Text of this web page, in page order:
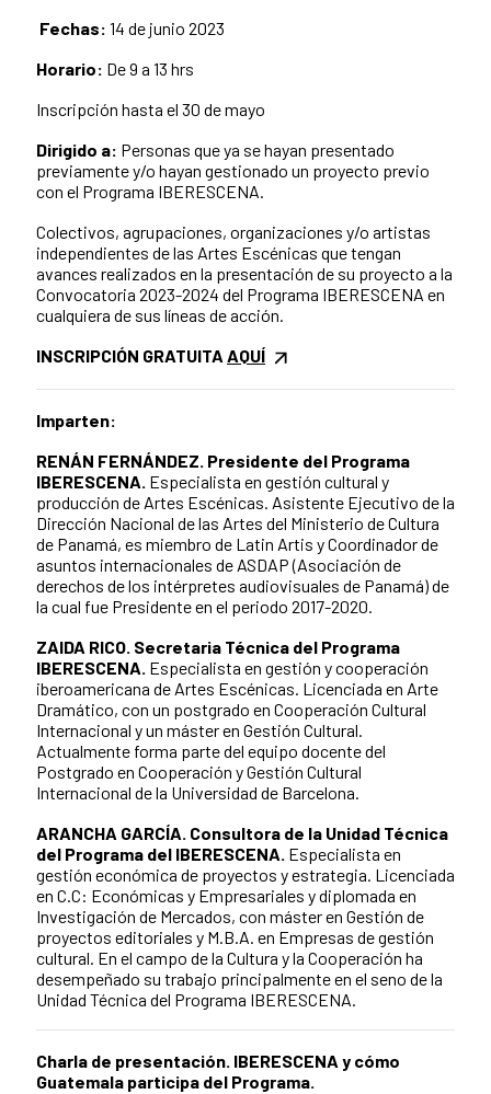
Fechas: 14 de junio 2023
Horario: De9 a 13 hrs
Inscripción hasta el 30 de mayo
Dirigido a: Personas que ya se hayan presentado
previamente y/o hayan gestionado un proyecto previo
con el Programa IBERESCENA.
Colectivos, agrupaciones, organizaciones y/o artistas
independientes de las Artes Escénicas que tengan
avances realizados en la presentación de su proyecto a la
Convocatoria 2023-2024 del Programa IBERESCENA en
cualquiera de sus líneas de acción.
INSCRIPCIÓN GRATUITA AQUÍ
Imparten:
RENÁN FERNÁNDEZ. Presidente del Programa
IBERESCENA. Especialista en gestión cultural y
producción de Artes Escénicas. Asistente Ejecutivo de la
Dirección Nacional de las Artes del Ministerio de Cultura
de Panamá, es miembro de Latin Artis y Coordinador de
asuntos internacionales de ASDAP (Asociación de
derechos de los intérpretes audiovisuales de Panamá) de
la cual fue Presidente en el periodo 2017-2020.
ZAIDA RICO. Secretaria Técnica del Programa
IBERESCENA. Especialista en gestión y cooperación
iberoamericana de Artes Escénicas. Licenciada en Arte
Dramático, con un postgrado en Cooperación Cultural
Internacional y un máster en Gestión Cultural.
Actualmente forma parte del equipo docente del
Postgrado en Cooperación y Gestión Cultural
Internacional de la Universidad de Barcelona.
ARANCHA GARCÍA. Consultora de la Unidad Técnica
del Programa del IBERESCENA. Especialista en
gestión económica de proyectos y estrategia. Licenciada
en C.C: Económicas y Empresariales y diplomada en
Investigación de Mercados, con máster en Gestión de
proyectos editoriales y M.B.A. en Empresas de gestión
cultural. En el campo de la Cultura y la Cooperación ha
desempeñado su trabajo principalmente en el seno de la
Unidad Técnica del Programa IBERESCENA.
Charla de presentación. IBERESCENA y cómo
Guatemala participa del Programa.